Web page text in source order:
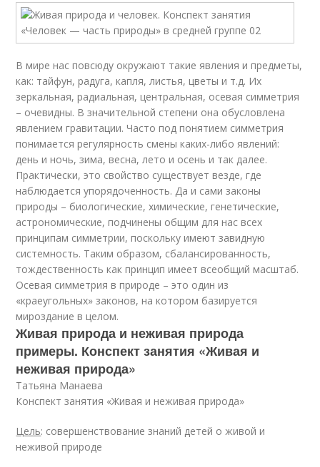
В мире нас повсюду окружают такие явления и предметы,
как: тайфун, радуга, капля, листья, цветы и т.д. Их
зеркальная, радиальная, центральная, осевая симметрия
– очевидны. В значительной степени она обусловлена
явлением гравитации. Часто под понятием симметрия
понимается регулярность смены каких-либо явлений:
день и ночь, зима, весна, лето и осень и так далее.
Практически, это свойство существует везде, где
наблюдается упорядоченность. Да и сами законы
природы – биологические, химические, генетические,
астрономические, подчинены общим для нас всех
принципам симметрии, поскольку имеют завидную
системность. Таким образом, сбалансированность,
тождественность как принцип имеет всеобщий масштаб.
Осевая симметрия в природе – это один из
«краеугольных» законов, на котором базируется
мироздание в целом.
Живая природа и неживая природа
примеры. Конспект занятия «Живая и
неживая природа»
Татьяна Манаева
Конспект занятия «Живая и неживая природа»
Цель: совершенствование знаний детей о живой и
неживой природе